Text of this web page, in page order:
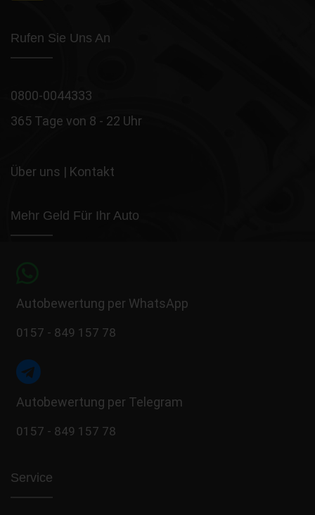
Rufen Sie Uns An
0800-0044333
365 Tage von 8 - 22 Uhr
Über uns | Kontakt
Mehr Geld Für Ihr Auto
Autobewertung per WhatsApp
0157 - 849 157 78
Autobewertung per Telegram
0157 - 849 157 78
Service